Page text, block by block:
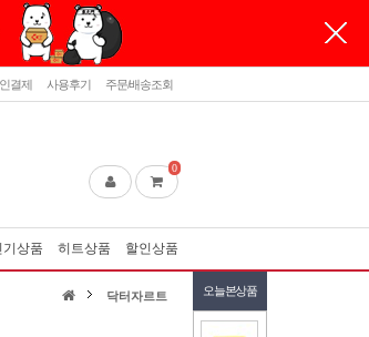
결제 사용후기 주문/배송조회
0
기상품 히트상품 할인상품
오늘본상품
닥터자르트